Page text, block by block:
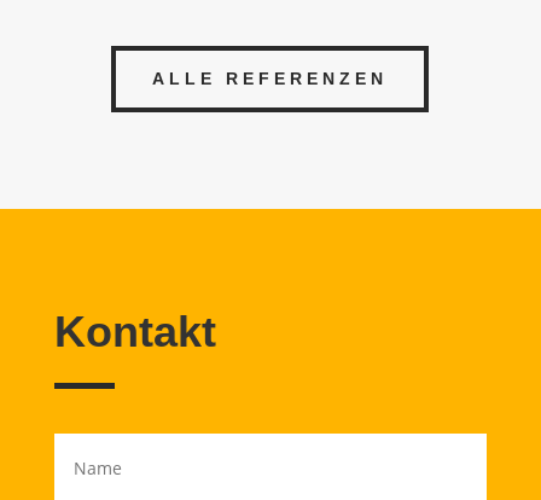
ALLE REFERENZEN
Kontakt